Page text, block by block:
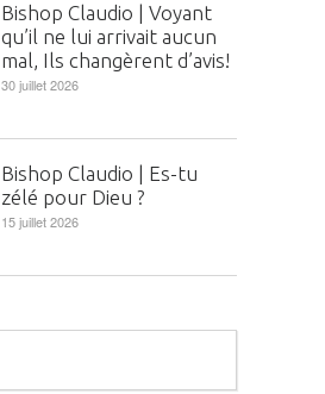
Bishop Claudio | Voyant
qu’il ne lui arrivait aucun
mal, Ils changèrent d’avis!
30 juillet 2026
Bishop Claudio | Es-tu
zélé pour Dieu ?
15 juillet 2026